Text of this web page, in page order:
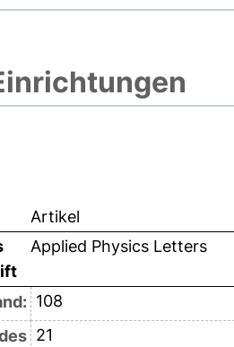
Artikel
Applied Physics Letters
108
21